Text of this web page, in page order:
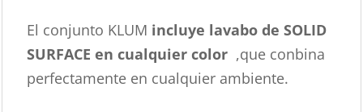
El conjunto KLUM incluye lavabo de SOLID
SURFACE en cualquier color ,que conbina
perfectamente en cualquier ambiente.